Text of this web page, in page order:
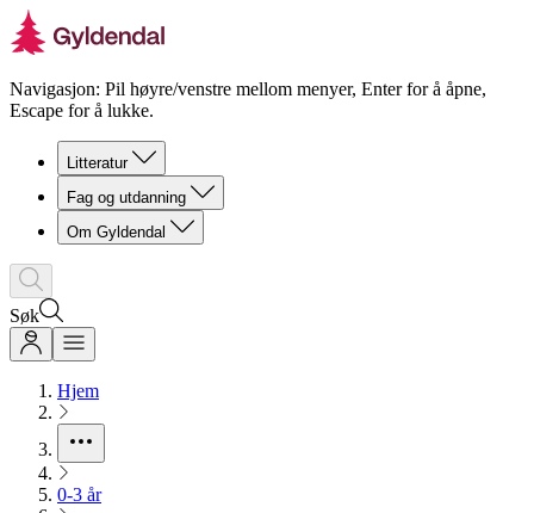
Navigasjon: Pil høyre/venstre mellom menyer, Enter for å åpne,
Escape for å lukke.
Litteratur
Fag og utdanning
Om Gyldendal
Søk
Hjem
0-3 år